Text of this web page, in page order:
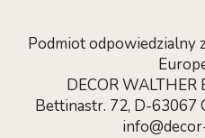
Podmiot odpowiedzialny
DECOR
Bettinastr. 72, D-63067